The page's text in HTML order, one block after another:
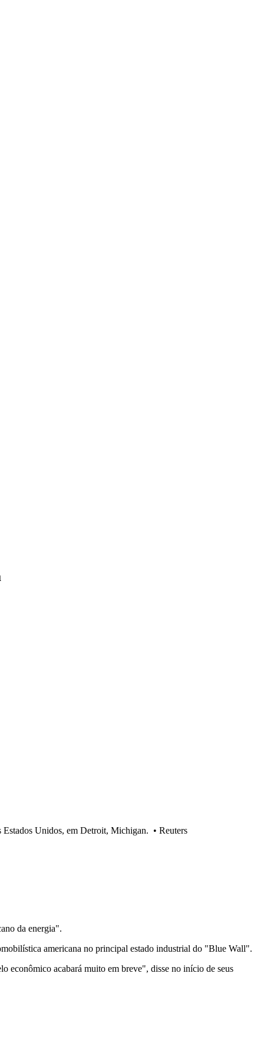
Unidos, em Detroit, Michigan. • Reuters
da energia".
americana no principal estado industrial do "Blue Wall".
econômico acabará muito em breve", disse no início de seus